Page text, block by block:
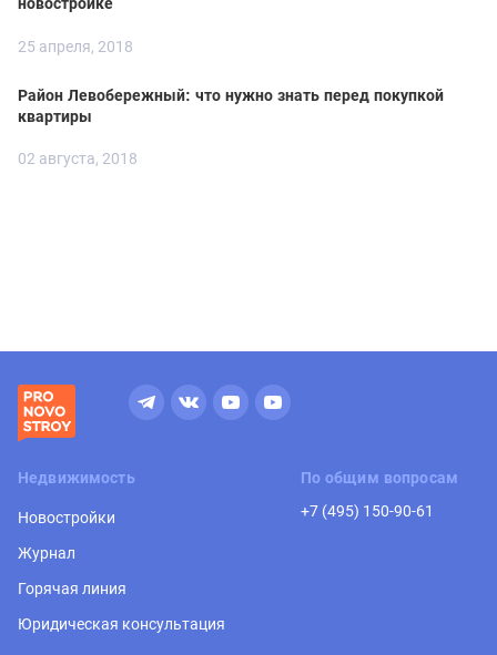
новостройке
25 апреля, 2018
Район Левобережный: что нужно знать перед покупкой
квартиры
02 августа, 2018
Недвижимость
Новостройки
Журнал
Горячая линия
Юридическая консультация
По общим вопросам
+7 (495) 150-90-61